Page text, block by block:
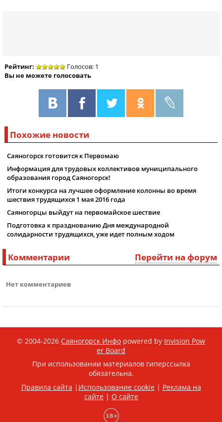
Рейтинг:
Голосов: 1
Вы не можете голосовать
Похожие новости
Саяногорск готовится к Первомаю
Информация для трудовых коллективов муниципального
образования город Саяногорск!
Итоги конкурса на лучшее оформление колонны во время
шествия трудящихся 1 мая 2016 года
Саяногорцы выйдут на первомайское шествие
Подготовка к празднованию Дня международной
солидарности трудящихся, уже идет полным ходом
Перейти на форум
Комментарии
Нет комментариев
© 2004-2026 Саяногорск Инфо powered by Invision Pow
er Board
При использовании материалов гиперссылка
обязательна.
Правила сайта | Использование cookie| Реклама на
сайте| О сайте